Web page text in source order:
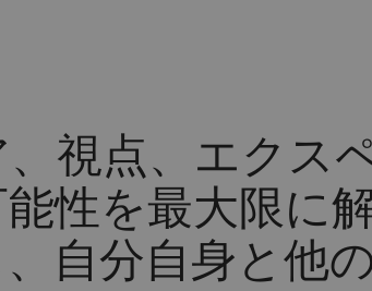
視点、エクス
性を最大限に
自分自身と他